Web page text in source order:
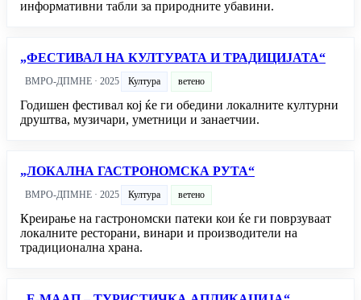
информативни табли за природните убавини.
„ФЕСТИВАЛ НА КУЛТУРАТА И ТРАДИЦИЈАТА“
ВМРО-ДПМНЕ · 2025 Култура ветено
Годишен фестивал кој ќе ги обедини локалните културни
друштва, музичари, уметници и занаетчии.
„ЛОКАЛНА ГАСТРОНОМСКА РУТА“
ВМРО-ДПМНЕ · 2025 Култура ветено
Креирање на гастрономски патеки кои ќе ги поврзуваат
локалните ресторани, винари и производители на
традиционална храна.